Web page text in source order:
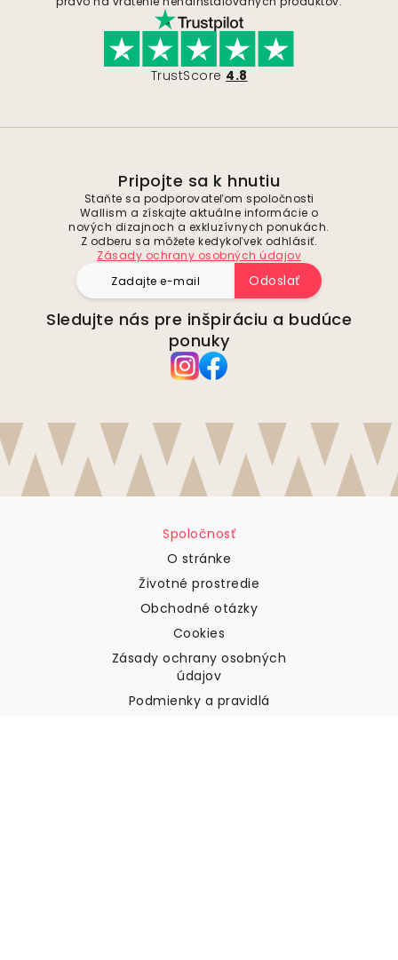
TrustScore 4.8
Pripojte sa k hnutiu
Staňte sa podporovateľom spoločnosti
Wallism a získajte aktuálne informácie o
nových dizajnoch a exkluzívnych ponukách.
Z odberu sa môžete kedykoľvek odhlásiť.
Zásady ochrany osobných údajov
Odoslať
Sledujte nás pre inšpiráciu a budúce
ponuky
Spoločnosť
O stránke
Životné prostredie
Obchodné otázky
Cookies
Zásady ochrany osobných
údajov
Podmienky a pravidlá
Zákaznícka podpora